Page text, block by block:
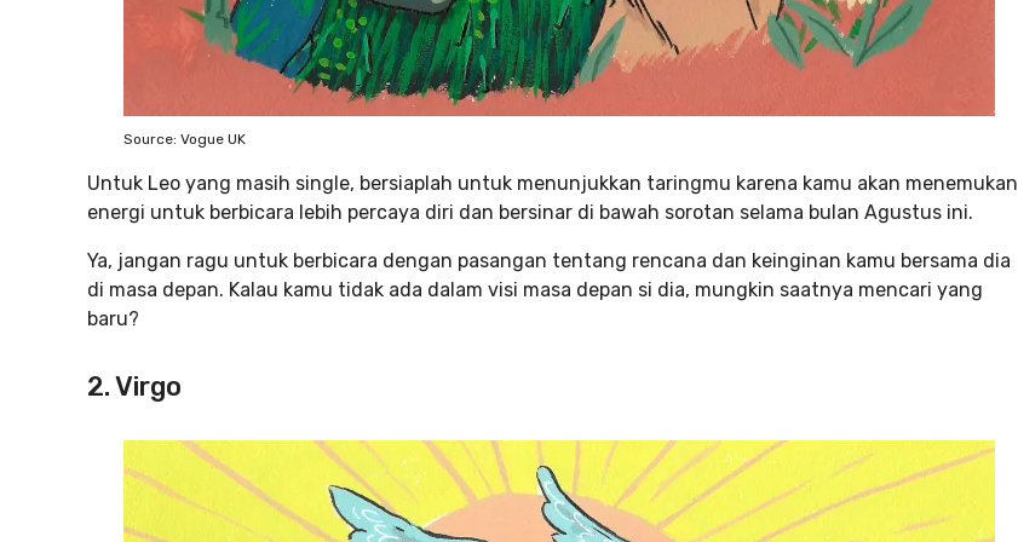
Source: Vogue UK
Untuk Leo yang masih single, bersiaplah untuk menunjukkan taringmu karena kamu akan menemukan
energi untuk berbicara lebih percaya diri dan bersinar di bawah sorotan selama bulan Agustus ini.
Ya, jangan ragu untuk berbicara dengan pasangan tentang rencana dan keinginan kamu bersama dia
di masa depan. Kalau kamu tidak ada dalam visi masa depan si dia, mungkin saatnya mencari yang
baru?
2. Virgo